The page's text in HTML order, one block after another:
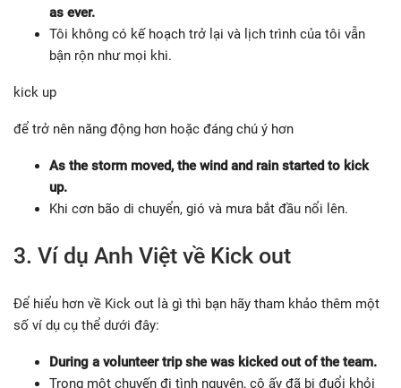
as ever.
Tôi không có kế hoạch trở lại và lịch trình của tôi vẫn
bận rộn như mọi khi.
kick up
để trở nên năng động hơn hoặc đáng chú ý hơn
As the storm moved, the wind and rain started to kick
up.
Khi cơn bão di chuyển, gió và mưa bắt đầu nổi lên.
3. Ví dụ Anh Việt về Kick out
Để hiểu hơn về Kick out là gì thì bạn hãy tham khảo thêm một
số ví dụ cụ thể dưới đây:
During a volunteer trip she was kicked out of the team.
Trong một chuyến đi tình nguyện, cô ấy đã bị đuổi khỏi